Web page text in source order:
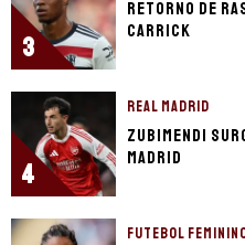
3
Retorno de
Carrick
4
REAL MADRID
Zubimendi
Madrid
FUTEBOL